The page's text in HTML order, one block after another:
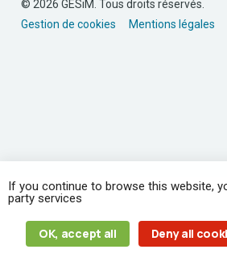
© 2026 GESiM. Tous droits réservés.
Gestion de cookies
Mentions légales
If you continue to browse this website,
party services
OK, accept all Deny all